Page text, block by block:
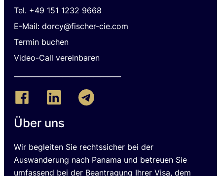
Tel. +49 151 1232 9668
E-Mail: dorcy@fischer-cie.com
Termin buchen
Video-Call vereinbaren
Über uns
Wir begleiten Sie rechtssicher bei der
Auswanderung nach Panama und betreuen Sie
umfassend bei der Beantragung Ihrer Visa, dem